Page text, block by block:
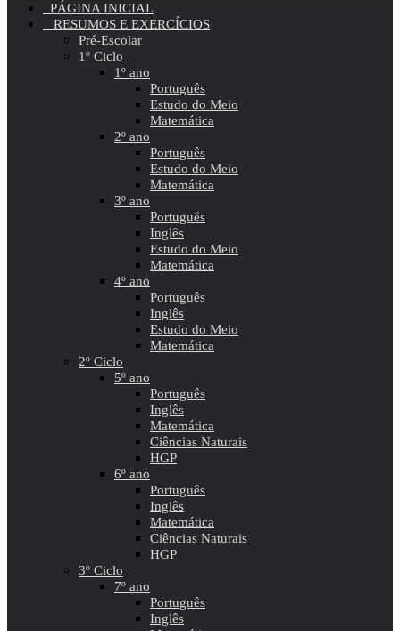
PÁGINA INICIAL
RESUMOS E EXERCÍCIOS
Pré-Escolar
1º Ciclo
1º ano
Português
Estudo do Meio
Matemática
2º ano
Português
Estudo do Meio
Matemática
3º ano
Português
Inglês
Estudo do Meio
Matemática
4º ano
Português
Inglês
Estudo do Meio
Matemática
2º Ciclo
5º ano
Português
Inglês
Matemática
Ciências Naturais
HGP
6º ano
Português
Inglês
Matemática
Ciências Naturais
HGP
3º Ciclo
7º ano
Português
Inglês